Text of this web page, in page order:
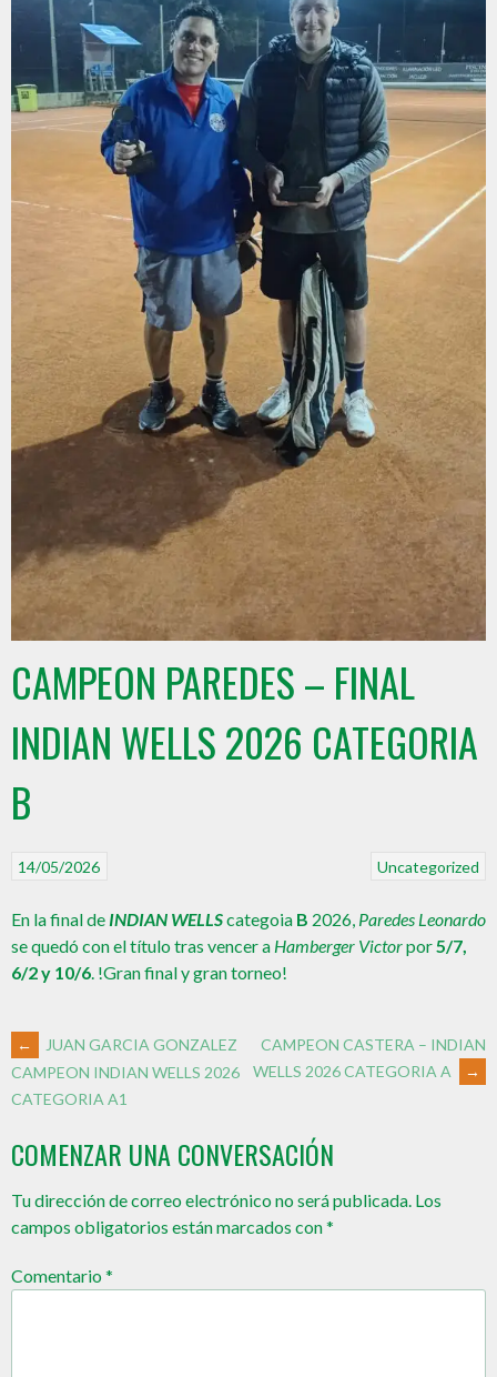
CAMPEON PAREDES – FINAL
INDIAN WELLS 2026 CATEGORIA
B
Uncategorized
14/05/2026
En la final de INDIAN WELLScategoia B 2026, Paredes Leonardo
se quedó con el título tras vencer a Hamberger Victorpor5/7,
6/2 y 10/6. !Gran final y gran torneo!
←
JUAN GARCIA GONZALEZ
CAMPEON INDIAN WELLS 2026
CATEGORIA A1
CAMPEON CASTERA – INDIAN
WELLS 2026 CATEGORIA A
→
COMENZAR UNA CONVERSACIÓN
Tu dirección de correo electrónico no será publicada. Los
campos obligatorios están marcados con*
Comentario*